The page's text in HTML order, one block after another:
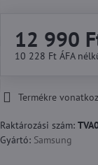
12 990
10 228 Ft ÁFA
Termékre
Raktározási szám:
Gyártó: Samsung